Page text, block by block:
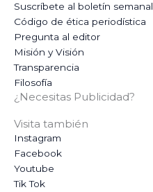
Suscríbete al boletín semanal
Código de ética periodística
Pregunta al editor
Misión y Visión
Transparencia
Filosofía
¿Necesitas Publicidad?
Visita también
Instagram
Facebook
Youtube
Tik Tok